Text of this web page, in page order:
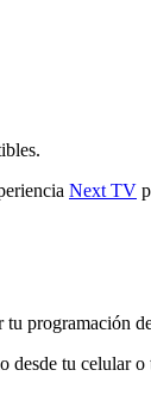
Next TV
programación
desde tu celular o